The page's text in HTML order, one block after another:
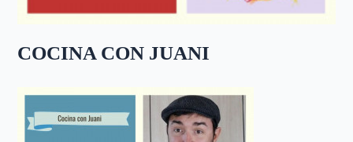
COCINA CON JUANI